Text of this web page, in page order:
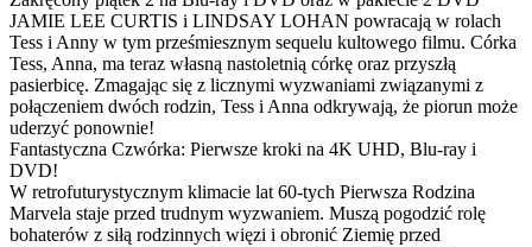
JAMIE LEE CURTIS i LINDSAY LOHAN powracają w rolach
Tess i Anny w tym prześmiesznym sequelu kultowego filmu. Córka
Tess, Anna, ma teraz własną nastoletnią córkę oraz przyszłą
pasierbicę. Zmagając się z licznymi wyzwaniami związanymi z
połączeniem dwóch rodzin, Tess i Anna odkrywają, że piorun może
uderzyć ponownie!
Fantastyczna Czwórka: Pierwsze kroki na 4K UHD, Blu-ray i
DVD!
W retrofuturystycznym klimacie lat 60-tych Pierwsza Rodzina
Marvela staje przed trudnym wyzwaniem. Muszą pogodzić rolę
bohaterów z siłą rodzinnych więzi i obronić Ziemię przed